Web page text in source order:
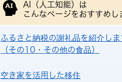
AI（人工知能）は
こんなページをおすすめし
ふるさと納税の謝礼品を紹介しま
（その10・その他の食品）
空き家を活用した移住